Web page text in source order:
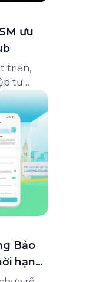
ưu
triển,
tư
Top 30
theo
(Mỹ).
1993
Bảo
hạn